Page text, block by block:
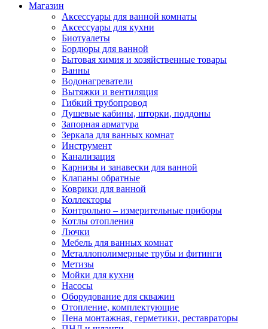
Магазин
Аксессуары для ванной комнаты
Аксессуары для кухни
Биотуалеты
Бордюры для ванной
Бытовая химия и хозяйственные товары
Ванны
Водонагреватели
Вытяжки и вентиляция
Гибкий трубопровод
Душевые кабины, шторки, поддоны
Запорная арматура
Зеркала для ванных комнат
Инструмент
Канализация
Карнизы и занавески для ванной
Клапаны обратные
Коврики для ванной
Коллекторы
Контрольно – измерительные приборы
Котлы отопления
Лючки
Мебель для ванных комнат
Металлополимерные трубы и фитинги
Метизы
Мойки для кухни
Насосы
Оборудование для скважин
Отопление, комплектующие
Пена монтажная, герметики, реставраторы